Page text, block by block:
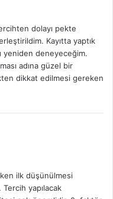
dolayı pekte
Kayıtta yaptık
yeniden deneyeceğim.
adına güzel bir
dikkat edilmesi gereken
ilk düşünülmesi
Tercih yapılacak